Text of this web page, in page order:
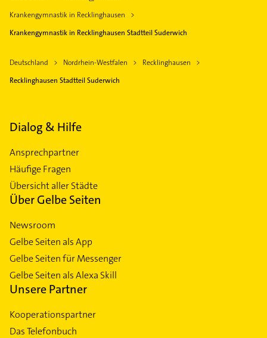
Krankengymnastik in Recklinghausen
Krankengymnastik in Recklinghausen Stadtteil Suderwich
Deutschland Nordrhein-Westfalen
Recklinghausen
Recklinghausen Stadtteil Suderwich
Dialog & Hilfe
Ansprechpartner
Häufige Fragen
Übersicht aller Städte
Über Gelbe Seiten
Newsroom
Gelbe Seiten als App
Gelbe Seiten für Messenger
Gelbe Seiten als Alexa Skill
Unsere Partner
Kooperationspartner
Das Telefonbuch